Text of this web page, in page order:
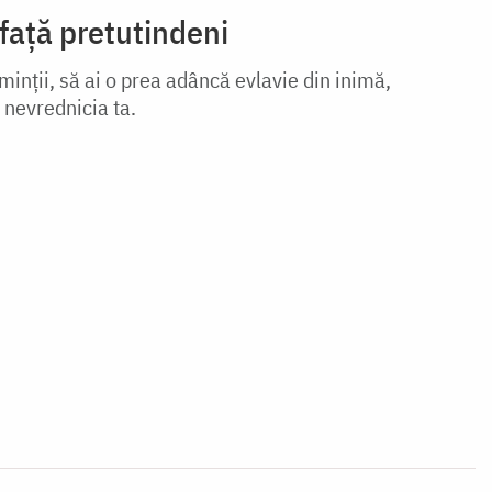
pretutindeni
să ai o prea adâncă evlavie din inimă,
ta.